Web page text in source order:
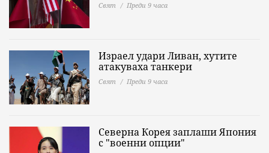
Свят Преди 9 часа
Израел удари Ливан, хутите
атакуваха танкери
Свят Преди 9 часа
Северна Корея заплаши Япония
с "военни опции"